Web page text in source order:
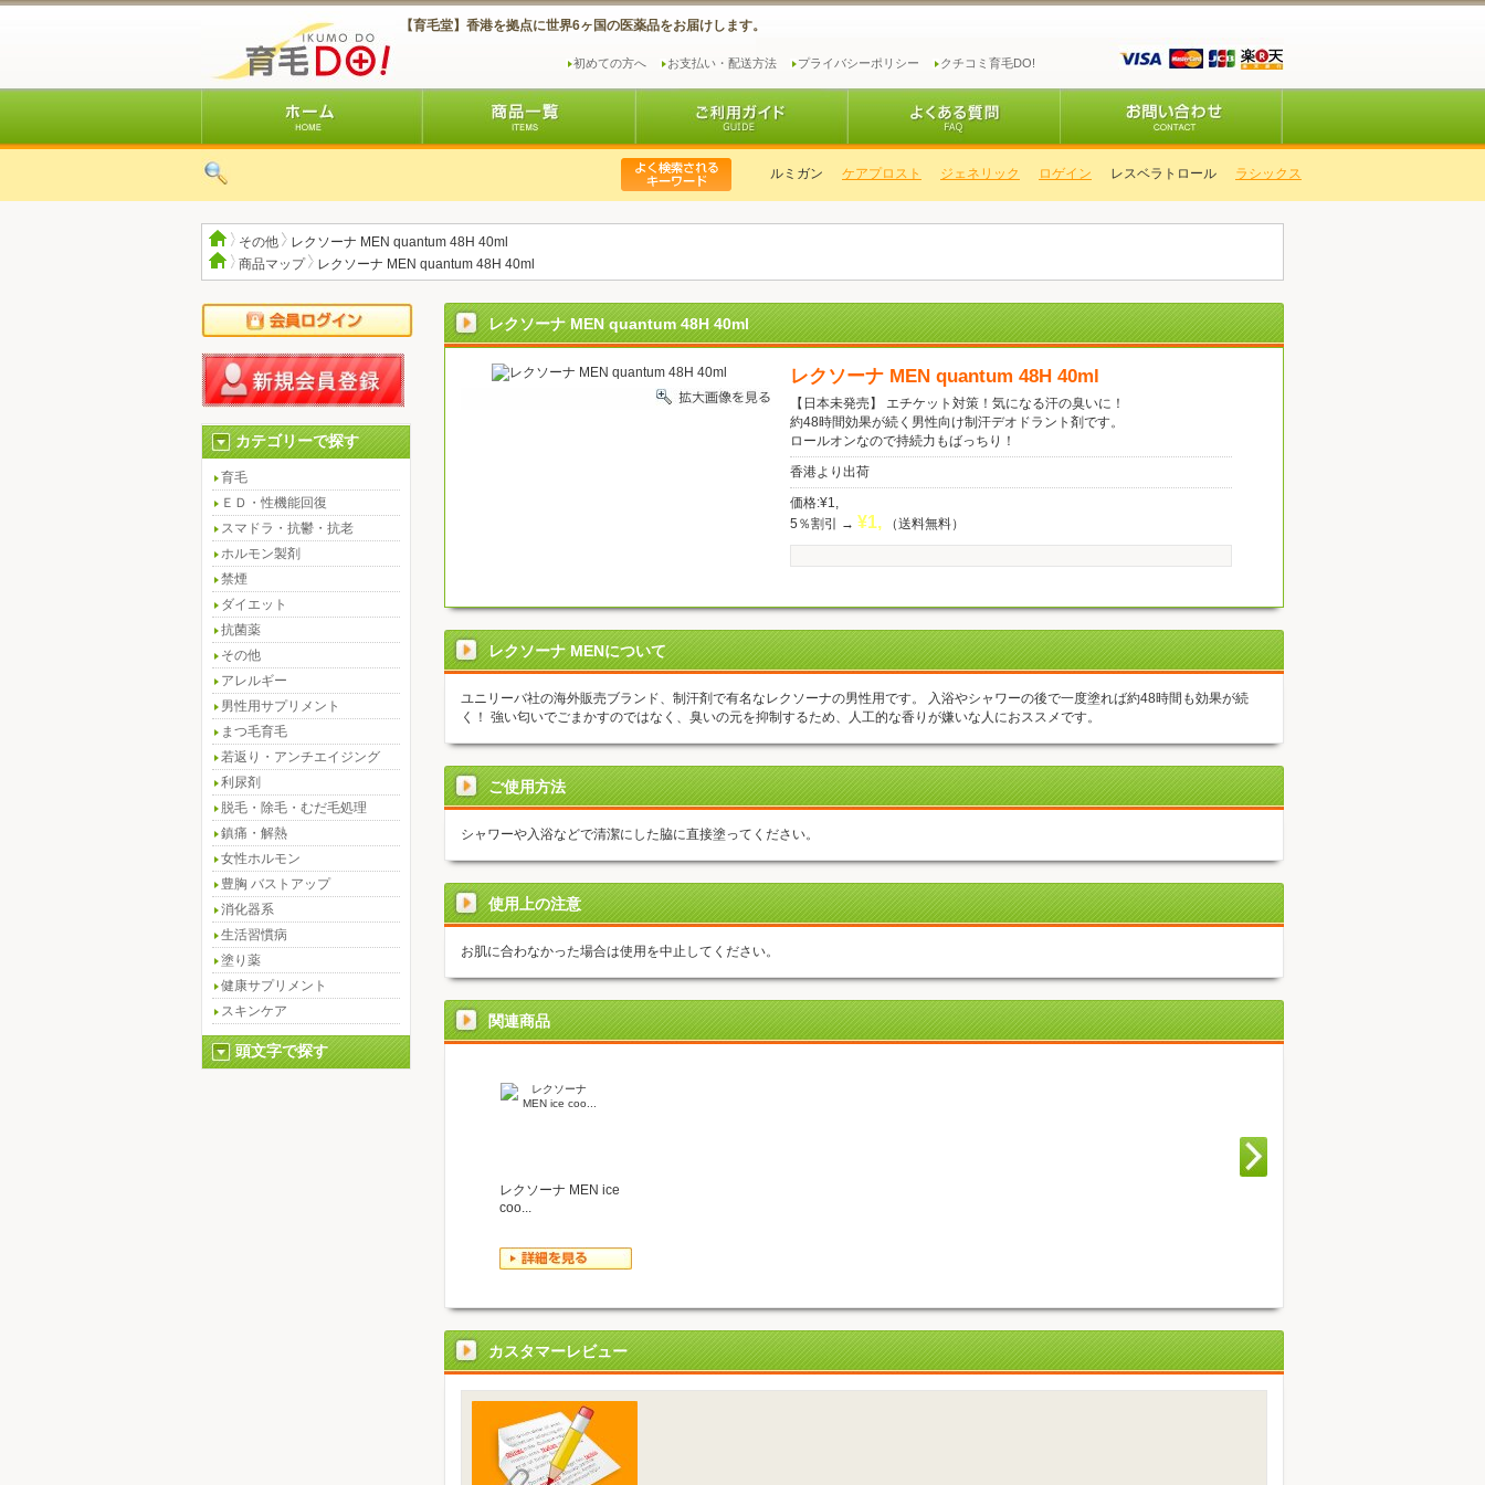
【育毛堂】香港を拠点に世界6ヶ国の医薬品をお届けします。
初めての方へ お支払い・配送方法 プライバシーポリシー クチコミ育毛DO!
ルミガン ケアプロスト ジェネリック ロゲイン レスベラトロール ラシックス
その他 レクソーナ MEN quantum 48H 40ml
商品マップ レクソーナ MEN quantum 48H 40ml
カテゴリーで探す
育毛
ＥＤ・性機能回復
スマドラ・抗鬱・抗老
ホルモン製剤
禁煙
ダイエット
抗菌薬
その他
アレルギー
男性用サプリメント
まつ毛育毛
若返り・アンチエイジング
利尿剤
脱毛・除毛・むだ毛処理
鎮痛・解熱
女性ホルモン
豊胸 バストアップ
消化器系
生活習慣病
塗り薬
健康サプリメント
スキンケア
頭文字で探す
レクソーナ MEN quantum 48H 40ml
レクソーナ MEN quantum 48H 40ml
【日本未発売】 エチケット対策！気になる汗の臭いに！
約48時間効果が続く男性向け制汗デオドラント剤です。
ロールオンなので持続力もばっちり！
香港より出荷
価格:¥1,
5％割引 → ¥1, （送料無料）
レクソーナ MENについて
ユニリーバ社の海外販売ブランド、制汗剤で有名なレクソーナの男性用です。 入浴やシャワーの後で一度塗れば約48時間も効果が続
く！ 強い匂いでごまかすのではなく、臭いの元を抑制するため、人工的な香りが嫌いな人におススメです。
ご使用方法
シャワーや入浴などで清潔にした脇に直接塗ってください。
使用上の注意
お肌に合わなかった場合は使用を中止してください。
関連商品
レクソーナ MEN ice
coo...
カスタマーレビュー